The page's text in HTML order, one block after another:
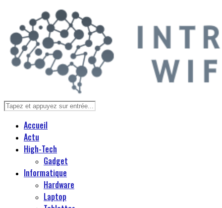
Accueil
Actu
High-Tech
Gadget
Informatique
Hardware
Laptop